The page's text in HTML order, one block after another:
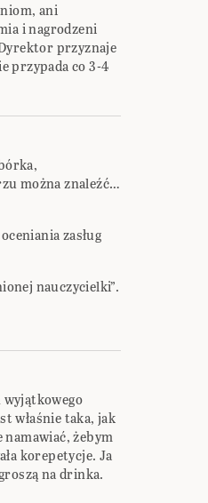
ani
i nagrodzeni
przyznaje
przypada co 3-4
można znaleźć…
zasług
nauczycielki”.
właśnie taka, jak
żebym
korepetycje. Ja
na drinka.